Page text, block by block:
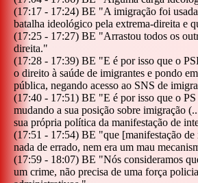
(17:17 - 17:24) BE "A imigração foi
batalha ideológico pela extrema-direita e
(17:25 - 17:27) BE "Arrastou todos os
direita."
(17:28 - 17:39) BE "E é por isso que o
o direito à saúde de imigrantes e pondo
pública, negando acesso ao SNS de
(17:40 - 17:51) BE "E é por isso que o
mudando a sua posição sobre imigração
sua própria política da manifestação de
(17:51 - 17:54) BE "que [manifestação de
nada de errado, nem era um mau
(17:59 - 18:07) BE "Nós consideramos
um crime, não precisa de uma força